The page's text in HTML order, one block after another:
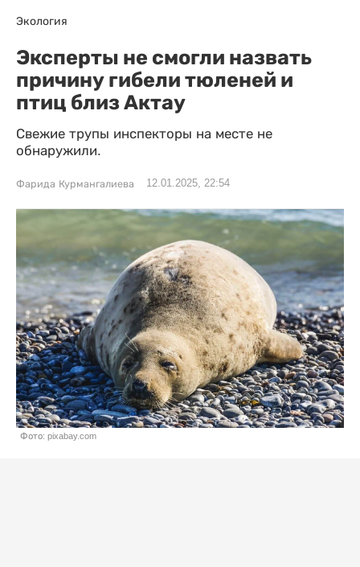
Экология
Эксперты не смогли назвать
причину гибели тюленей и
птиц близ Актау
Свежие трупы инспекторы на месте не
обнаружили.
Фарида Курмангалиева 12.01.2025, 22:54
Фото: pixabay.com